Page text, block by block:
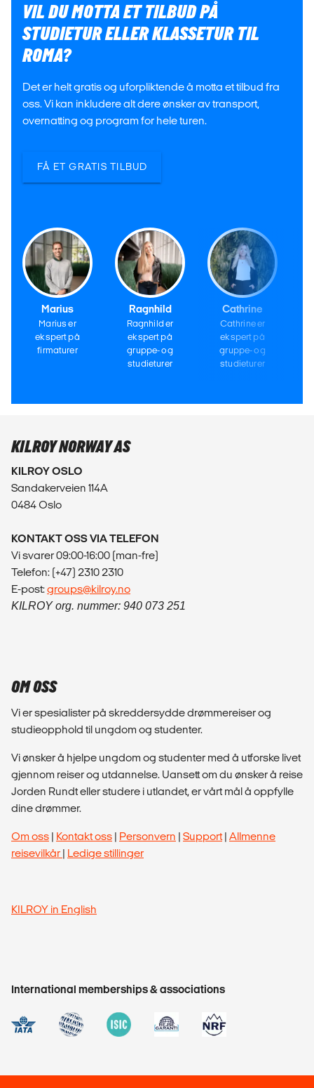
VIL DU MOTTA ET TILBUD PÅ
STUDIETUR ELLER KLASSETUR TIL
ROMA?
Det er helt gratis og uforpliktende å motta et tilbud fra
oss. Vi kan inkludere alt dere ønsker av transport,
overnatting og program for hele turen.
FÅ ET GRATIS TILBUD
Marius
Marius er
ekspert på
firmaturer
Ragnhild
Ragnhild er
ekspert på
gruppe- og
studieturer
Cathrine
Cathrine er
ekspert på
gruppe- og
studieturer
KILROY NORWAY AS
KILROY OSLO
Sandakerveien 114A
0484 Oslo
KONTAKT OSS VIA TELEFON
Vi svarer 09:00-16:00 (man-fre)
Telefon: (+47) 2310 2310
E-post:groups@kilroy.no
KILROY org. nummer: 940 073 251
OM OSS
Vi er spesialister på skreddersydde drømmereiser og
studieopphold til ungdom og studenter.
Vi ønsker å hjelpe ungdom og studenter med å utforske livet
gjennom reiser og utdannelse. Uansett om du ønsker å reise
Jorden Rundt eller studere i utlandet, er vårt mål å oppfylle
dine drømmer.
Om oss | Kontakt oss | Personvern | Support| Allmenne
reisevilkår | Ledige stillinger
KILROY in English
International memberships & associations